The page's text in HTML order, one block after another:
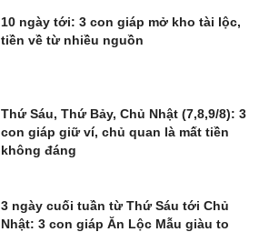
10 ngày tới: 3 con giáp mở kho tài lộc,
tiền về từ nhiều nguồn
Thứ Sáu, Thứ Bảy, Chủ Nhật (7,8,9/8): 3
con giáp giữ ví, chủ quan là mất tiền
không đáng
3 ngày cuối tuần từ Thứ Sáu tới Chủ
Nhật: 3 con giáp Ăn Lộc Mẫu giàu to